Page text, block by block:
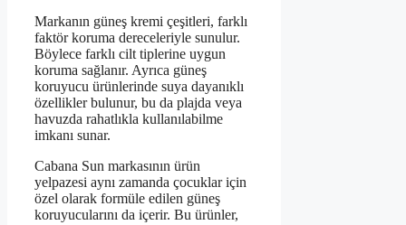
Markanın güneş kremi çeşitleri, farklı
faktör koruma dereceleriyle sunulur.
Böylece farklı cilt tiplerine uygun
koruma sağlanır. Ayrıca güneş
koruyucu ürünlerinde suya dayanıklı
özellikler bulunur, bu da plajda veya
havuzda rahatlıkla kullanılabilme
imkanı sunar.
Cabana Sun markasının ürün
yelpazesi aynı zamanda çocuklar için
özel olarak formüle edilen güneş
koruyucularını da içerir. Bu ürünler,